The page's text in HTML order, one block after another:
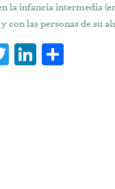
la infancia intermedia
con las personas de su
T
Li